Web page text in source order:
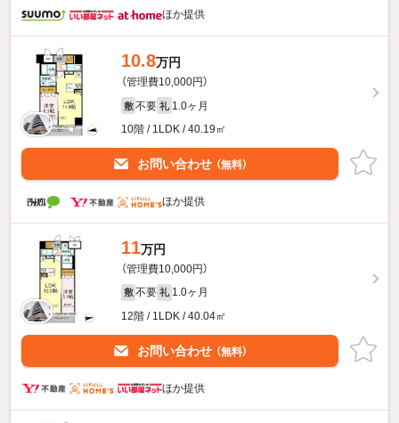
ほか提供
10.8万円
（管理費10,000円）
敷 不要 礼 1.0ヶ月
10階 / 1LDK / 40.19㎡
お問い合わせ （無料）
ほか提供
11万円
（管理費10,000円）
敷 不要 礼 1.0ヶ月
12階 / 1LDK / 40.04㎡
お問い合わせ （無料）
ほか提供